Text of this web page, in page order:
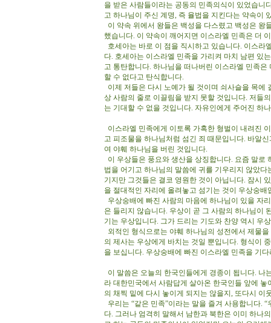
을 받은 사람들이라는 공동의 민족의식이 있었습니
고 하나님이 주신 계명, 즉 율법을 지킨다는 약속이
이 약속 위에서 왕들은 백성을 다스렸고 백성은
했습니다. 이 약속이 깨어지면 이스라엘 민족은 더
호세아는 바로 이 점을 직시하고 있습니다. 이스
다. 호세아는 이스라엘 민족을 가리켜 마치 남편 있
고 통탄합니다. 하나님을 떠나버린 이스라엘 민족
할 수 없다고 탄식합니다.
이제 저들은 다시 노예가 될 것이며 쇠사슬을 목에
상 사람의 줄로 이끌림을 받지 못할 것입니다. 저들
는 기대할 수 없을 것입니다. 자유인에게 주어진
이스라엘 민족에게 이토록 가혹한 형벌이 내려진
고 피조물을 하나님처럼 섬긴 죄 때문입니다. 바알
여 야훼 하나님을 버린 것입니다.
이 우상들은 풍요와 생산을 상징합니다. 요즘 말로
법을 어기고 하나님의 말씀에 귀를 기우리지 않았
기지만 그것들은 결코 영원한 것이 아닙니다. 잠시
을 절대적인 자리에 올려놓고 섬기는 것이 우상숭배
우상숭배에 빠진 사람의 마음에 하나님이 있을 자
은 들리지 않습니다. 우상이 곧 그 사람의 하나님이
기는 우상입니다. 그가 드리는 기도와 찬양 역시 우
외적인 형식으로는 야훼 하나님의 성전에서 제물
의 제사는 우상에게 바치는 것일 뿐입니다. 형식이
을 보십니다. 우상숭배에 빠진 이스라엘 민족을 기
이 말씀은 오늘의 한국인들에게 경종이 됩니다. 나
라 대한민국에서 사람답게 살아온 한국인들 앞에
의 채찍 밑에 다시 놓이게 되지는 않을지, 또다시
우리는 “같은 민족”이라는 말을 즐겨 사용합니다.
다. 그러나 엄격히 말해서 남한과 북한은 이미 하나